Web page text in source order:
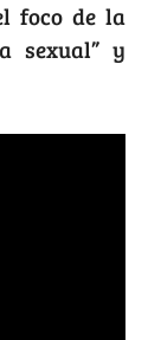
foco de la
sexual” y